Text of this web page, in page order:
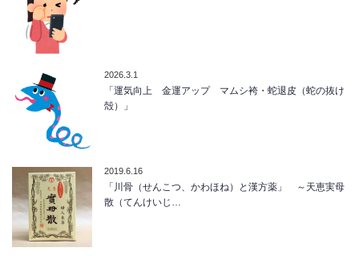
2026.3.1
「運気向上 金運アップ マムシ袴・蛇退皮（蛇の抜け
殻）」
2019.6.16
「川骨（せんこつ、かわほね）と漢方薬」 ～天恵実母
散（てんけいじ…